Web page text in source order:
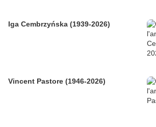
Iga Cembrzyńska (1939-2026)
Vincent Pastore (1946-2026)